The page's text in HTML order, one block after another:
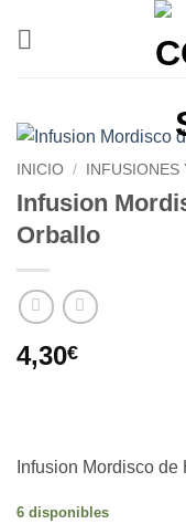
INICIO /
Infusion
Orballo
4,30€
Infusion Mordisco
6 disponibles